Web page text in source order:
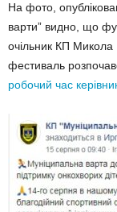
На фото,
варти” видно, що
очільник КП Микола
фестиваль
робочий час